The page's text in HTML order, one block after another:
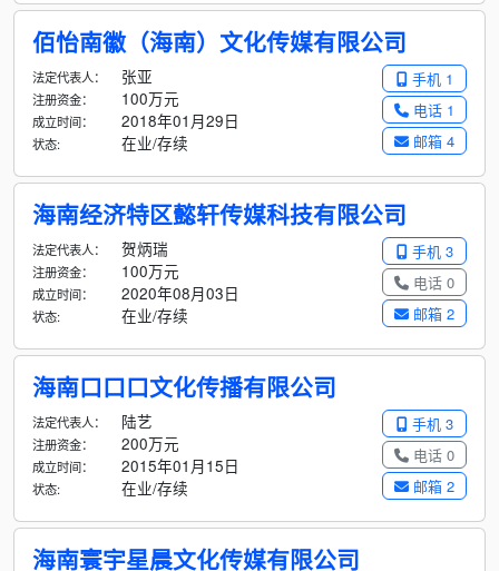
佰怡南徽（海南）文化传媒有限公司
手机 1
电话 1
邮箱 4
法定代表人： 张亚
注册资金： 100万元
成立时间： 2018年01月29日
状态: 在业/存续
海南经济特区懿轩传媒科技有限公司
手机 3
电话 0
邮箱 2
法定代表人： 贺炳瑞
注册资金： 100万元
成立时间： 2020年08月03日
状态: 在业/存续
海南口口口文化传播有限公司
手机 3
电话 0
邮箱 2
法定代表人： 陆艺
注册资金： 200万元
成立时间： 2015年01月15日
状态: 在业/存续
海南寰宇星晨文化传媒有限公司